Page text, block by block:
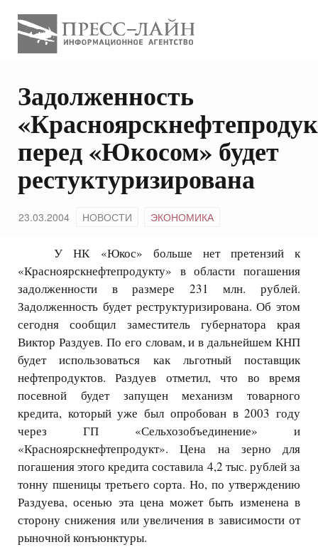
Задолженность
перед «Юкосом» будет
рестуктуризирована
23.03.2004 НОВОСТИ ЭКОНОМИКА
У НК «Юкос» больше нет претензий к
«Красноярскнефтепродукту» в области погашения
задолженности в размере 231 млн. рублей.
Задолженность будет реструктуризирована. Об этом
сегодня сообщил заместитель губернатора края
Виктор Раздуев. По его словам, и в дальнейшем КНП
будет использоваться как льготный поставщик
нефтепродуктов. Раздуев отметил, что во время
посевной будет запущен механизм товарного
кредита, который уже был опробован в 2003 году
через ГП «Сельхозобъединение» и
«Красноярскнефтепродукт». Цена на зерно для
погашения этого кредита составила 4,2 тыс. рублей за
тонну пшеницы третьего сорта. Но, по утверждению
Раздуева, осенью эта цена может быть изменена в
сторону снижения или увеличения в зависимости от
рыночной конъюнктуры.